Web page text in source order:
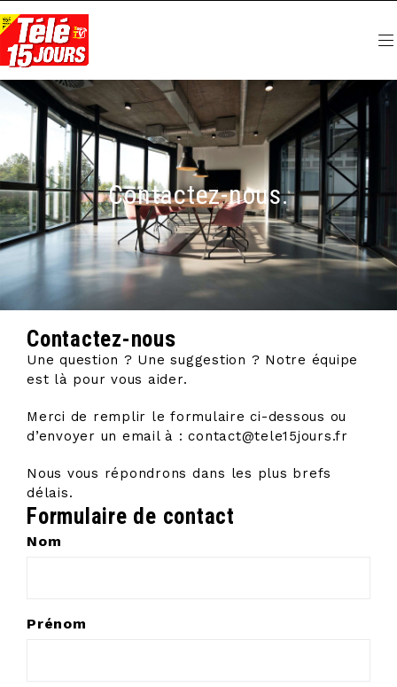
Contactez-nous.
Contactez-nous
Une question ? Une suggestion ? Notre équipe
est là pour vous aider.
Merci de remplir le formulaire ci-dessous ou
d’envoyer un email à :contact@tele15jours.fr
Nous vous répondrons dans les plus brefs
délais.
Formulaire de contact
Nom
Prénom